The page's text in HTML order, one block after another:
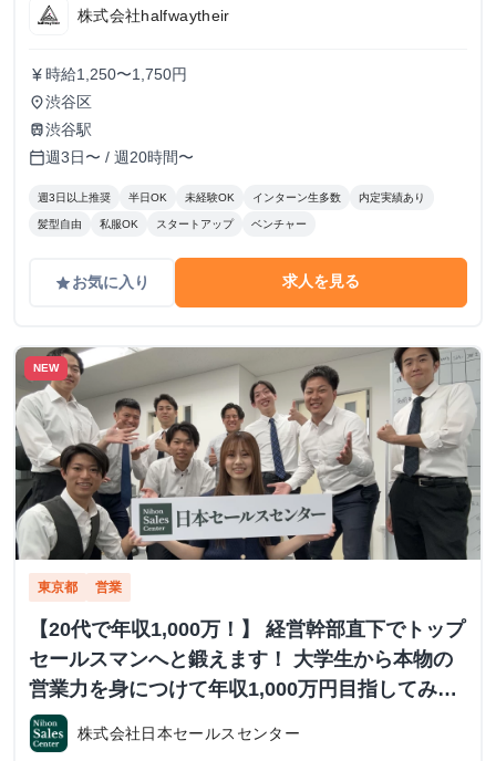
株式会社halfwaytheir
currency_yen 時給1,250〜1,750円
place渋谷区
train渋谷駅
calendar_today週3日〜 / 週20時間〜
週3日以上推奨 半日OK 未経験OK インターン生多数 内定実績あり
髪型自由 私服OK スタートアップ ベンチャー
gradeお気に入り 求人を見る
NEW
東京都 営業
【20代で年収1,000万！】 経営幹部直下でトップ
セールスマンへと鍛えます！ 大学生から本物の
営業力を身につけて年収1,000万円目指してみま
せんか？ ※当社直結内定あり #学歴不問 #未経験
可 #1.2年生可 - 株式会社日本セールスセンター
株式会社日本セールスセンター